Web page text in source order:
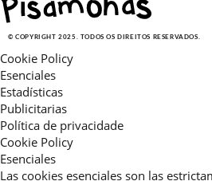
© COPYRIGHT 2025. TODOS OS DIREITOS RESERVADOS.
Cookie Policy
Esenciales
Estadísticas
Publicitarias
Política de privacidade
Cookie Policy
Esenciales
Las cookies esenciales son las